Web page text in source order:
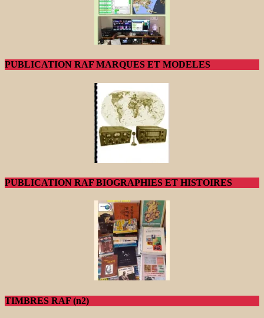
PUBLICATION RAF MARQUES ET MODELES
PUBLICATION RAF BIOGRAPHIES ET HISTOIRES
TIMBRES RAF (n2)